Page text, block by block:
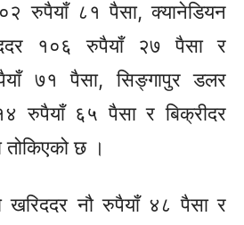
रुपैयाँ ८१ पैसा, क्यानेडियन
१०६ रुपैयाँ २७ पैसा र
७१ पैसा, सिङ्गापुर डलर
रुपैयाँ ६५ पैसा र बिक्रीदर
छ ।
खरिददर नौ रुपैयाँ ४८ पैसा र